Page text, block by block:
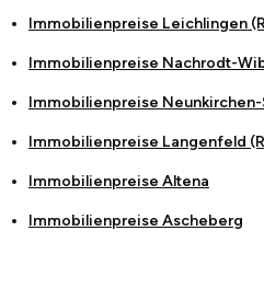
Immobilienpreise Leichlingen
Immobilienpreise Nachrodt-
Immobilienpreise
Immobilienpreise Langenfeld
Immobilienpreise Altena
Immobilienpreise Ascheberg